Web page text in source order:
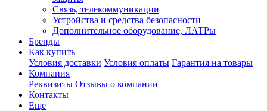
Связь, телекоммуникации
Устройства и средства безопасности
Дополнительное оборудование, ЛАТРы
Бренды
Как купить
Условия доставки Условия оплаты Гарантия на товары
Компания
Реквизиты Отзывы о компании
Контакты
Еще